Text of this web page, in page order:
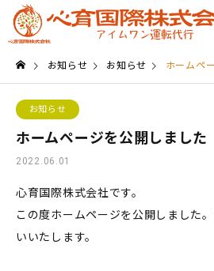
お知らせ お知らせ ホームペ
お知らせ
ホームページを公開しました
2022.06.01
心育国際株式会社です。
この度ホームページを公開しました
いいたします。